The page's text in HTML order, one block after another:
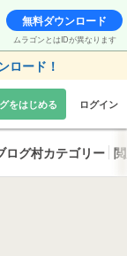
無料ダウンロード
ムラゴンとはIDが異なります
ロード！
をはじめる ログイン
ログ村カテゴリー